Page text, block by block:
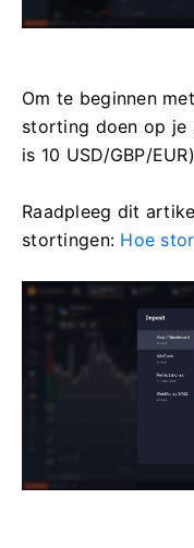
Om te beginnen
storting doen op je
is 10 USD/GBP/
Raadpleeg dit
stortingen: Hoe